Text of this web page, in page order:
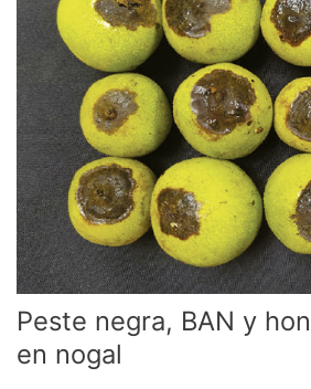
Peste negra, BAN y
en nogal
y
hongos
de
madera
en
nogal